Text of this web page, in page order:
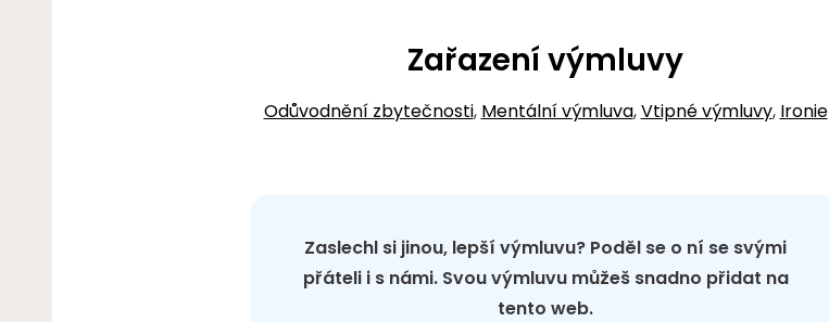
Zařazení výmluvy
Odůvodnění zbytečnosti, Mentální výmluva,Vtipné výmluvy, Ironie
Zaslechl si jinou, lepší výmluvu? Poděl se o ní se svými
přáteli i s námi. Svou výmluvu můžeš snadno přidat na
tento web.